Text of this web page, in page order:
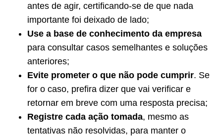
antes de agir, certificando-se de que nada
importante foi deixado de lado;
Use a base de conhecimento da empresa
para consultar casos semelhantes e soluções
anteriores;
Evite prometer o que não pode cumprir. Se
for o caso, prefira dizer que vai verificar e
retornar em breve com uma resposta precisa;
Registre cada ação tomada, mesmo as
tentativas não resolvidas, para manter o